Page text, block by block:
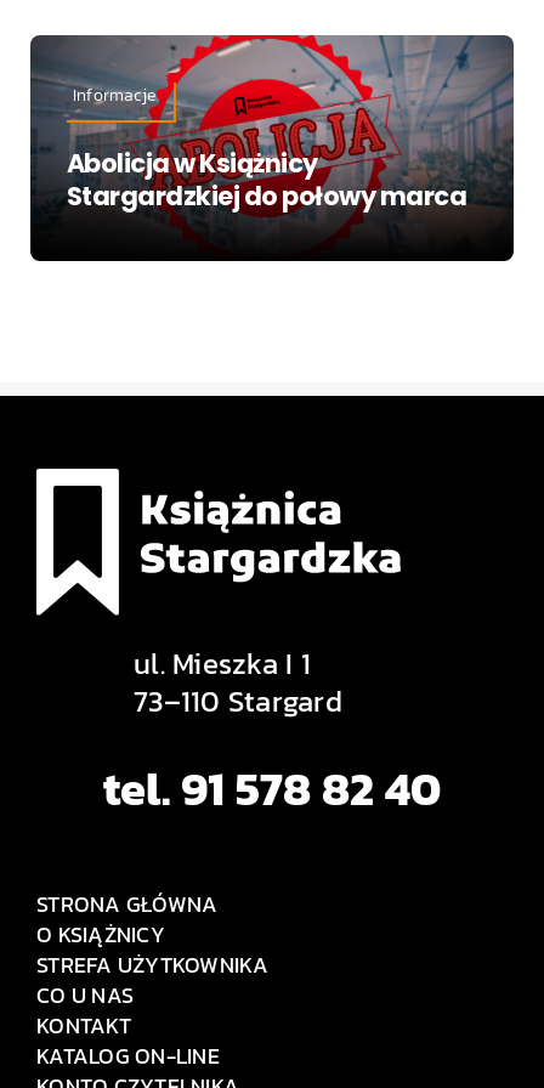
Informacje
Abolicja w Książnicy
Stargardzkiej do połowy marca
ul. Mieszka I 1
73–110 Stargard
tel. 91 578 82 40
STRONA GŁÓWNA
O KSIĄŻNICY
STREFA UŻYTKOWNIKA
CO U NAS
KONTAKT
KATALOG ON-LINE